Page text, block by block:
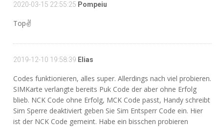
2020-03-15 22:55:25 Pompeiu
Top✌
2019-12-10 19:58:39 Elias
Codes funktionieren, alles super. Allerdings nach viel probieren.
SIMKarte verlangte bereits Puk Code der aber ohne Erfolg
blieb. NCK Code ohne Erfolg, MCK Code passt, Handy schreibt
Sim Sperre deaktiviert geben Sie Sim Entsperr Code ein. Hier
ist der NCK Code gemeint. Habe ein bisschen probieren